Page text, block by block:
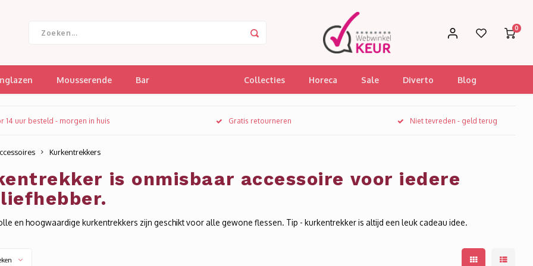
0
Mousserende Bar Collecties Horeca Sale Diverto Blog
14 uur besteld - morgen in huis Gratis retourneren Niet tevreden - geld terug
Kurkentrekkers
is onmisbaar accessoire voor iedere
en hoogwaardige kurkentrekkers zijn geschikt voor alle gewone flessen. Tip - kurkentrekker is altijd een leuk cadeau idee.